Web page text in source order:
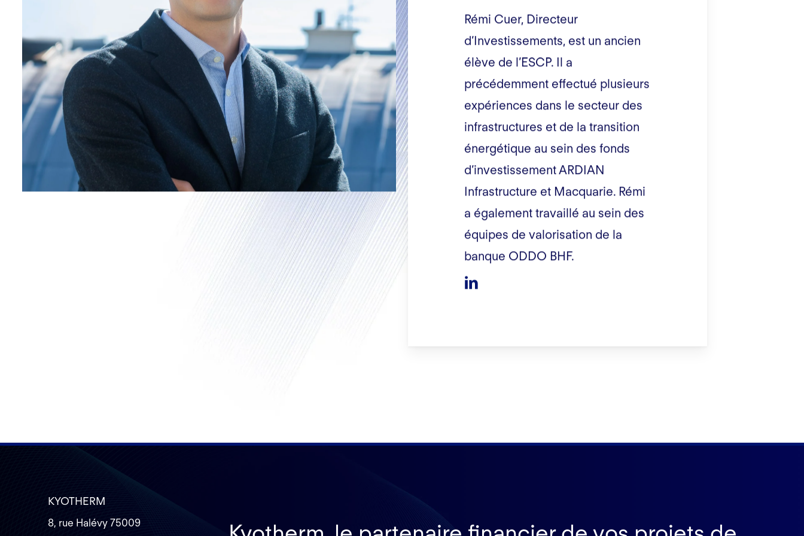
Rémi Cuer, Directeur
d’Investissements, est un ancien
élève de l’ESCP. Il a
précédemment effectué plusieurs
expériences dans le secteur des
infrastructures et de la transition
énergétique au sein des fonds
d’investissement ARDIAN
Infrastructure et Macquarie. Rémi
a également travaillé au sein des
équipes de valorisation de la
banque ODDO BHF.
KYOTHERM
8, rue Halévy 75009